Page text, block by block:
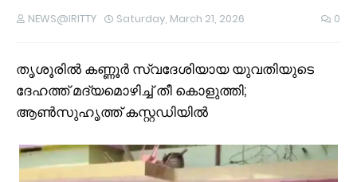
NEWS@IRITTY Saturday, March 21, 2026 0
തൃശൂരില്‍ കണ്ണൂര്‍ സ്വദേശിയായ യുവതിയുടെ
ദേഹത്ത് മദ്യമൊഴിച്ച്‌ തീ കൊളുത്തി;
ആണ്‍സുഹൃത്ത് കസ്റ്റഡിയില്‍